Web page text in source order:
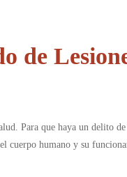
de
Para que haya un delito
cuerpo humano y su